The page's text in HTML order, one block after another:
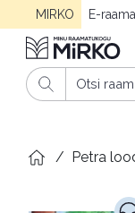
MIRKO E-
/ Petra